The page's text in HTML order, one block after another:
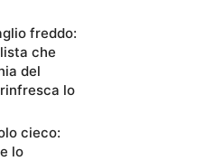
freddo:
che
del
lo
cieco:
lo